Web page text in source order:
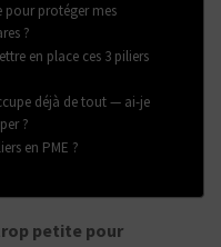
pour protéger mes
?
en place ces 3 piliers
déjà de tout — ai-je
?
en PME ?
petite pour